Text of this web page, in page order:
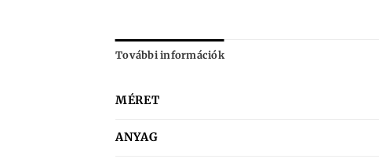
További információk
MÉRET
ANYAG